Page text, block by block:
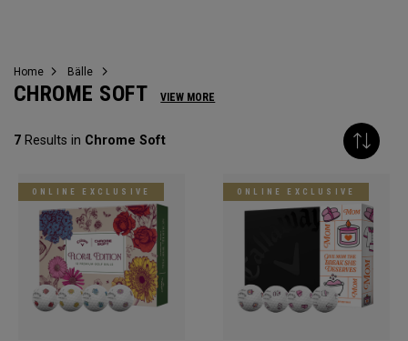
Home Bälle
CHROME SOFT VIEW MORE
7 Results in Chrome Soft
ONLINE EXCLUSIVE ONLINE EXCLUSIVE